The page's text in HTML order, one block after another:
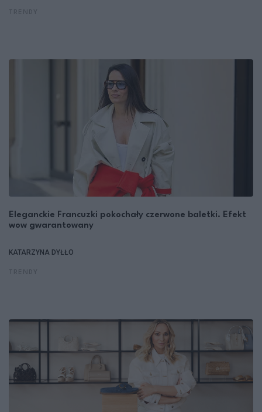
Eleganckie Francuzki pokochały czerwone baletki. Efekt
wow gwarantowany
KATARZYNA DYŁŁO